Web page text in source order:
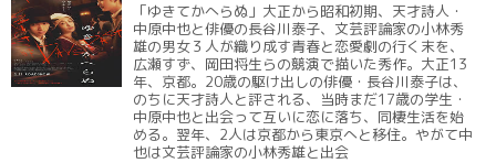
「ゆきてかへらぬ」大正から昭和初期、天才詩人・
中原中也と俳優の長谷川泰子、文芸評論家の小林秀
雄の男女３人が織り成す青春と恋愛劇の行く末を、
広瀬すず、岡田将生らの競演で描いた秀作。大正13
年、京都。20歳の駆け出しの俳優・長谷川泰子は、
のちに天才詩人と評される、当時まだ17歳の学生・
中原中也と出会って互いに恋に落ち、同棲生活を始
める。翌年、2人は京都から東京へと移住。やがて中
也は文芸評論家の小林秀雄と出会